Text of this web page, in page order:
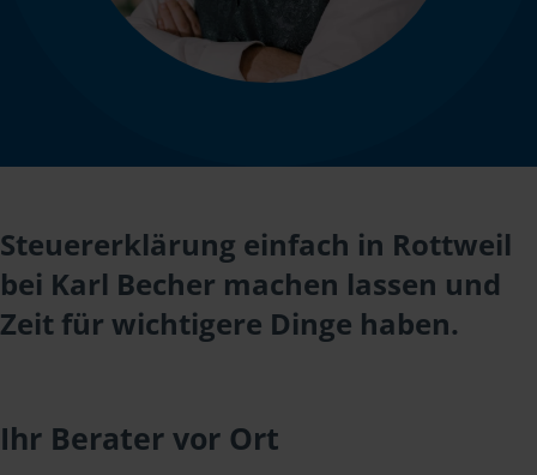
Steuererklärung einfach in Rottweil
bei Karl Becher machen lassen und
Zeit für wichtigere Dinge haben.
Ihr Berater vor Ort